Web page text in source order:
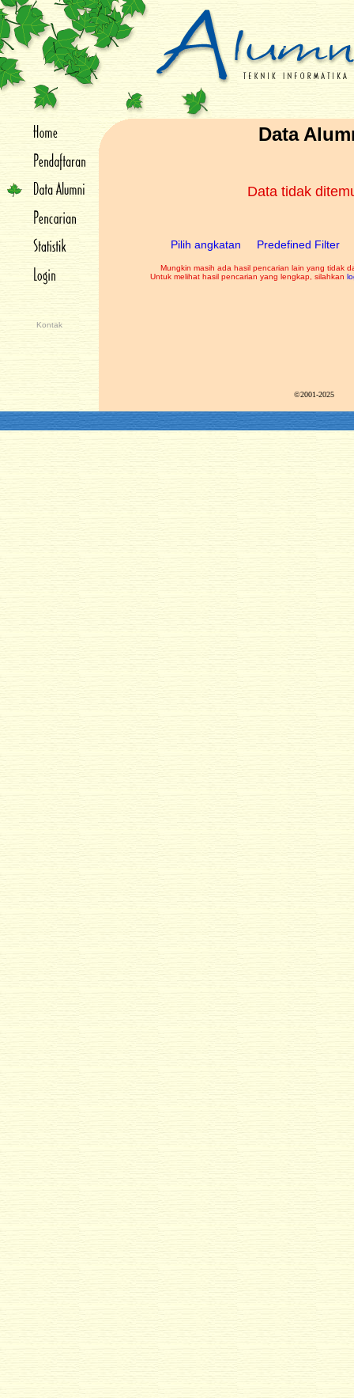
Kontak
Data
Data tidak
Pilih angkatan Predefined Filter
Mungkin masih ada hasil pencarian lain yang tidak
Untuk melihat hasil pencarian yang lengkap, silahkan
©2001-2025